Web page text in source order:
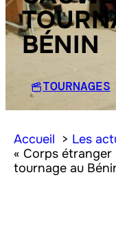
BÉNIN
TOURNAGES
Accueil Les
« Corps étranger
tournage au